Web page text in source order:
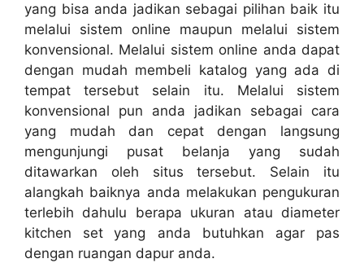
yang bisa anda jadikan sebagai pilihan baik itu
melalui sistem online maupun melalui sistem
konvensional. Melalui sistem online anda dapat
dengan mudah membeli katalog yang ada di
tempat tersebut selain itu. Melalui sistem
konvensional pun anda jadikan sebagai cara
yang mudah dan cepat dengan langsung
mengunjungi pusat belanja yang sudah
ditawarkan oleh situs tersebut. Selain itu
alangkah baiknya anda melakukan pengukuran
terlebih dahulu berapa ukuran atau diameter
kitchen set
yang anda butuhkan agar pas
dengan ruangan dapur anda.